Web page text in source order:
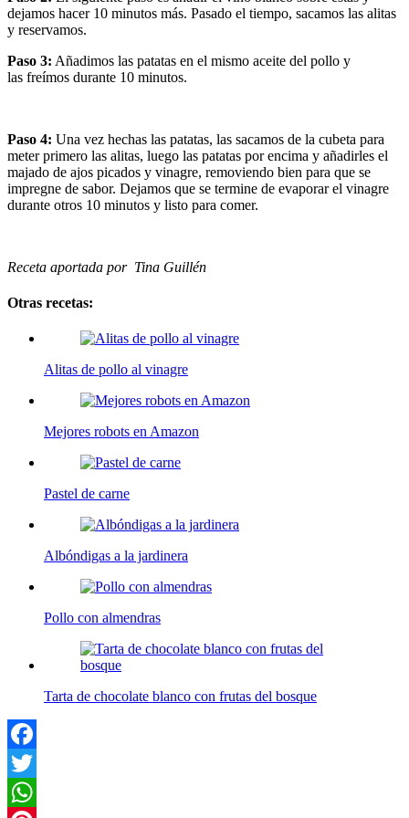
dejamos hacer 10 minutos más. Pasado el tiempo, sacamos las alitas
y reservamos.
Paso 3: Añadimos las patatas en el mismo aceite del pollo y
las freímos durante 10 minutos.
Paso 4: Una vez hechas las patatas, las sacamos de la cubeta para
meter primero las alitas, luego las patatas por encima y añadirles el
majado de ajos picados y vinagre, removiendo bien para que se
impregne de sabor. Dejamos que se termine de evaporar el vinagre
durante otros 10 minutos y listo para comer.
Receta aportada por Tina Guillén
Otras recetas:
Alitas de pollo al vinagre
Mejores robots en Amazon
Pastel de carne
Albóndigas a la jardinera
Pollo con almendras
Tarta de chocolate blanco con frutas del bosque
Facebook
Twitter